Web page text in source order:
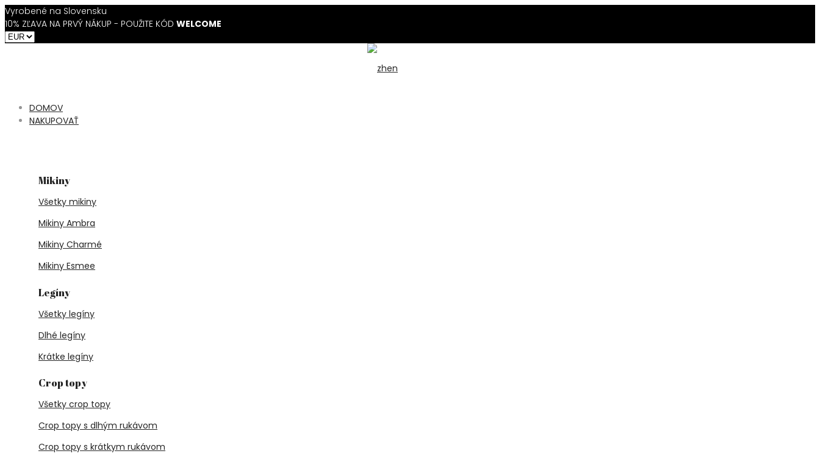
Vyrobené na Slovensku
10% ZĽAVA NA PRVÝ NÁKUP - POUŽITE KÓD WELCOME
DOMOV
NAKUPOVAŤ
Mikiny
Všetky mikiny
Mikiny Ambra
Mikiny Charmé
Mikiny Esmee
Legíny
Všetky legíny
Dlhé legíny
Krátke legíny
Crop topy
Všetky crop topy
Crop topy s dlhým rukávom
Crop topy s krátkym rukávom